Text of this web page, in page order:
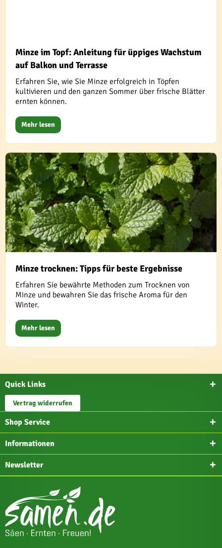
Minze im Topf: Anleitung für üppiges Wachstum
auf Balkon und Terrasse
Erfahren Sie, wie Sie Minze erfolgreich in Töpfen
kultivieren und den ganzen Sommer über frische Blätter
ernten können.
Mehr lesen
Minze trocknen: Tipps für beste Ergebnisse
Erfahren Sie bewährte Methoden zum Trocknen von
Minze und bewahren Sie das frische Aroma für den
Winter.
Mehr lesen
Quick Links
Vertrag widerrufen
Shop Service
Informationen
Newsletter